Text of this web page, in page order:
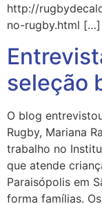
http://
no-rugby.html […]
seleção
O blog
Rugby, Mariana
trabalho no
que atende
Paraisópolis em
forma famílias.